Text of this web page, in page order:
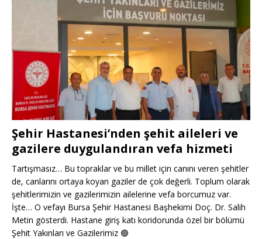
Şehir Hastanesi’nden şehit aileleri ve
gazilere duygulandıran vefa hizmeti
Tartışmasız… Bu topraklar ve bu millet için canını veren şehitler
de, canlarını ortaya koyan gaziler de çok değerli. Toplum olarak
şehitlerimizin ve gazilerimizin ailelerine vefa borcumuz var.
İşte… O vefayı Bursa Şehir Hastanesi Başhekimi Doç. Dr. Salih
Metin gösterdi. Hastane giriş katı koridorunda özel bir bölümü
Şehit Yakınları ve Gazilerimiz 🟢